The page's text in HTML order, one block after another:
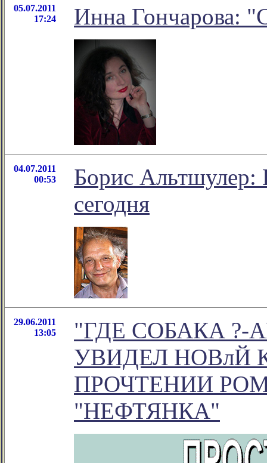
05.07.2011
17:24
Инна Гончарова:
04.07.2011
00:53
Борис Альтшулер:
сегодня
29.06.2011
13:05
"ГДЕ СОБАКА ?-
УВИДЕЛ НОВлЙ
ПРОЧТЕНИИ
"НЕФТЯНКА"